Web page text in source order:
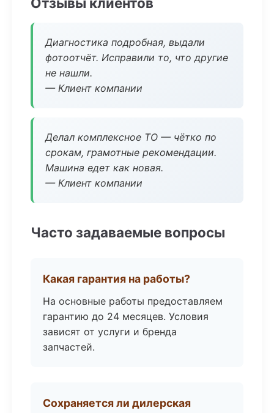
Диагностика подробная, выдали
фотоотчёт. Исправили то, что другие
не нашли.
— Клиент компании
Делал комплексное ТО — чётко по
срокам, грамотные рекомендации.
Машина едет как новая.
— Клиент компании
Часто задаваемые вопросы
Какая гарантия на работы?
На основные работы предоставляем
гарантию до 24 месяцев. Условия
зависят от услуги и бренда
запчастей.
Сохраняется ли дилерская